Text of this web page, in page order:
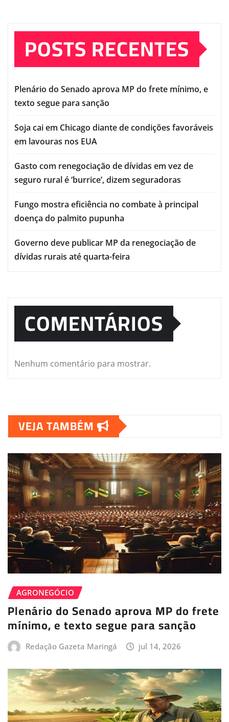
POSTS RECENTES
Plenário do Senado aprova MP do frete mínimo, e
texto segue para sanção
Soja cai em Chicago diante de condições favoráveis
em lavouras nos EUA
Gasto com renegociação de dívidas em vez de
seguro rural é ‘burrice’, dizem seguradoras
Fungo mostra eficiência no combate à principal
doença do palmito pupunha
Governo deve publicar MP da renegociação de
dívidas rurais até quarta-feira
COMENTÁRIOS
Nenhum comentário para mostrar.
VEJA TAMBÉM
AGRONEGÓCIO
Plenário do Senado aprova MP do frete
mínimo, e texto segue para sanção
Redação Gazeta Maringá jul 14, 2026